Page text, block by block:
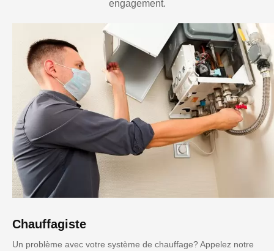
engagement.
Chauffagiste
Un problème avec votre système de chauffage? Appelez notre